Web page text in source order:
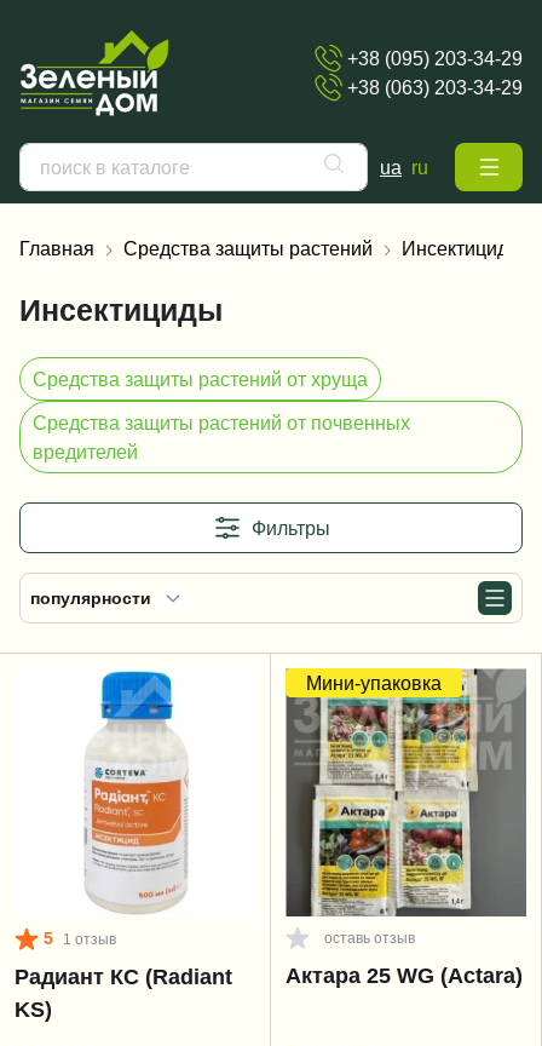
+38 (095) 203-34-29
+38 (063) 203-34-29
ua ru
Главная Средства защиты растений Инсектициды
Инсектициды
Средства защиты растений от хруща
Средства защиты растений от почвенных
вредителей
Фильтры
популярности
5 1 отзыв
Радиант КС (Radiant
KS)
Мини-упаковка
оставь отзыв
Актара 25 WG (Actara)